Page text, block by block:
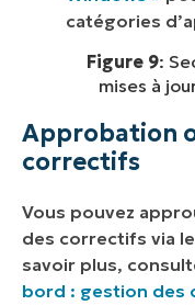
catégories
Figure 9:
mises à
Approbation
correctifs
Vous pouvez
des correctifs via
savoir plus,
bord : gestion des